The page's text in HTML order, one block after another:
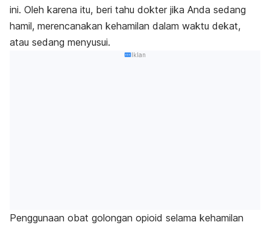
ini. Oleh karena itu, beri tahu dokter jika Anda sedang
hamil, merencanakan kehamilan dalam waktu dekat,
atau sedang menyusui.
Iklan
Penggunaan obat golongan opioid selama kehamilan